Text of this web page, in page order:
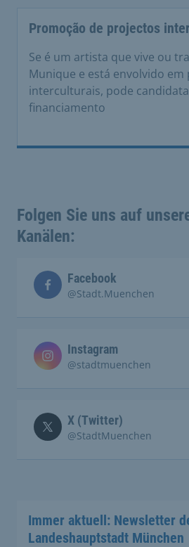
Promoção de projectos
Se é um artista que vive ou
Munique e está envolvido em
interculturais, pode
financiamento
Folgen Sie uns auf
Kanälen:
Facebook
@Stadt.Muenchen
Instagram
@stadtmuenchen
X (Twitter)
@StadtMuenchen
Immer aktuell: Newsletter
Landeshauptstadt München